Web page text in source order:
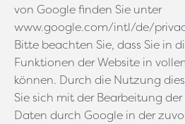
von Google finden Sie unter
www.google.com/intl/de/
Bitte beachten Sie, dass Sie in
Funktionen der Website in
können. Durch die Nutzung
Sie sich mit der Bearbeitung
Daten durch Google in der